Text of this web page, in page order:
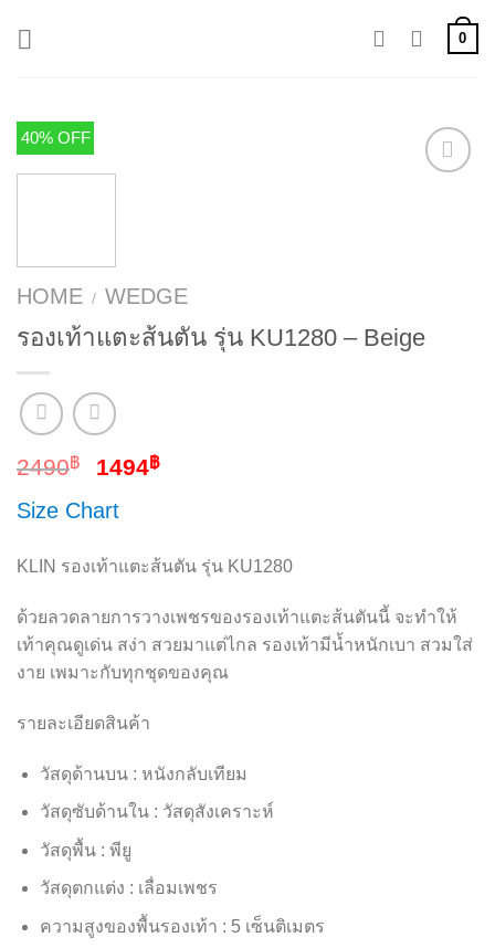
0
40% OFF
HOME / WEDGE
รองเท้าแตะส้นตัน รุ่น KU1280 – Beige
2490฿ 1494฿
Size Chart
KLIN รองเท้าแตะส้นตัน รุ่น KU1280
ด้วยลวดลายการวางเพชรของรองเท้าแตะส้นตันนี้ จะทำให้
เท้าคุณดูเด่น สง่า สวยมาแต่ไกล รองเท้ามีน้ำหนักเบา สวมใส่
งาย เพมาะกับทุกชุดของคุณ
รายละเอียดสินค้า
วัสดุด้านบน : หนังกลับเทียม
วัสดุซับด้านใน : วัสดุสังเคราะห์
วัสดุพื้น : พียู
วัสดุตกแต่ง : เลื่อมเพชร
ความสูงของพื้นรองเท้า : 5 เซ็นติเมตร